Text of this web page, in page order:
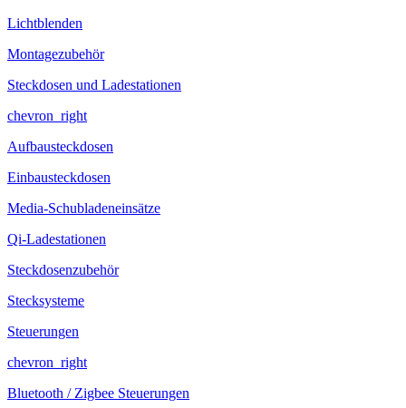
Lichtblenden
Montagezubehör
Steckdosen und Ladestationen
chevron_right
Aufbausteckdosen
Einbausteckdosen
Media-Schubladeneinsätze
Qi-Ladestationen
Steckdosenzubehör
Stecksysteme
Steuerungen
chevron_right
Bluetooth / Zigbee Steuerungen